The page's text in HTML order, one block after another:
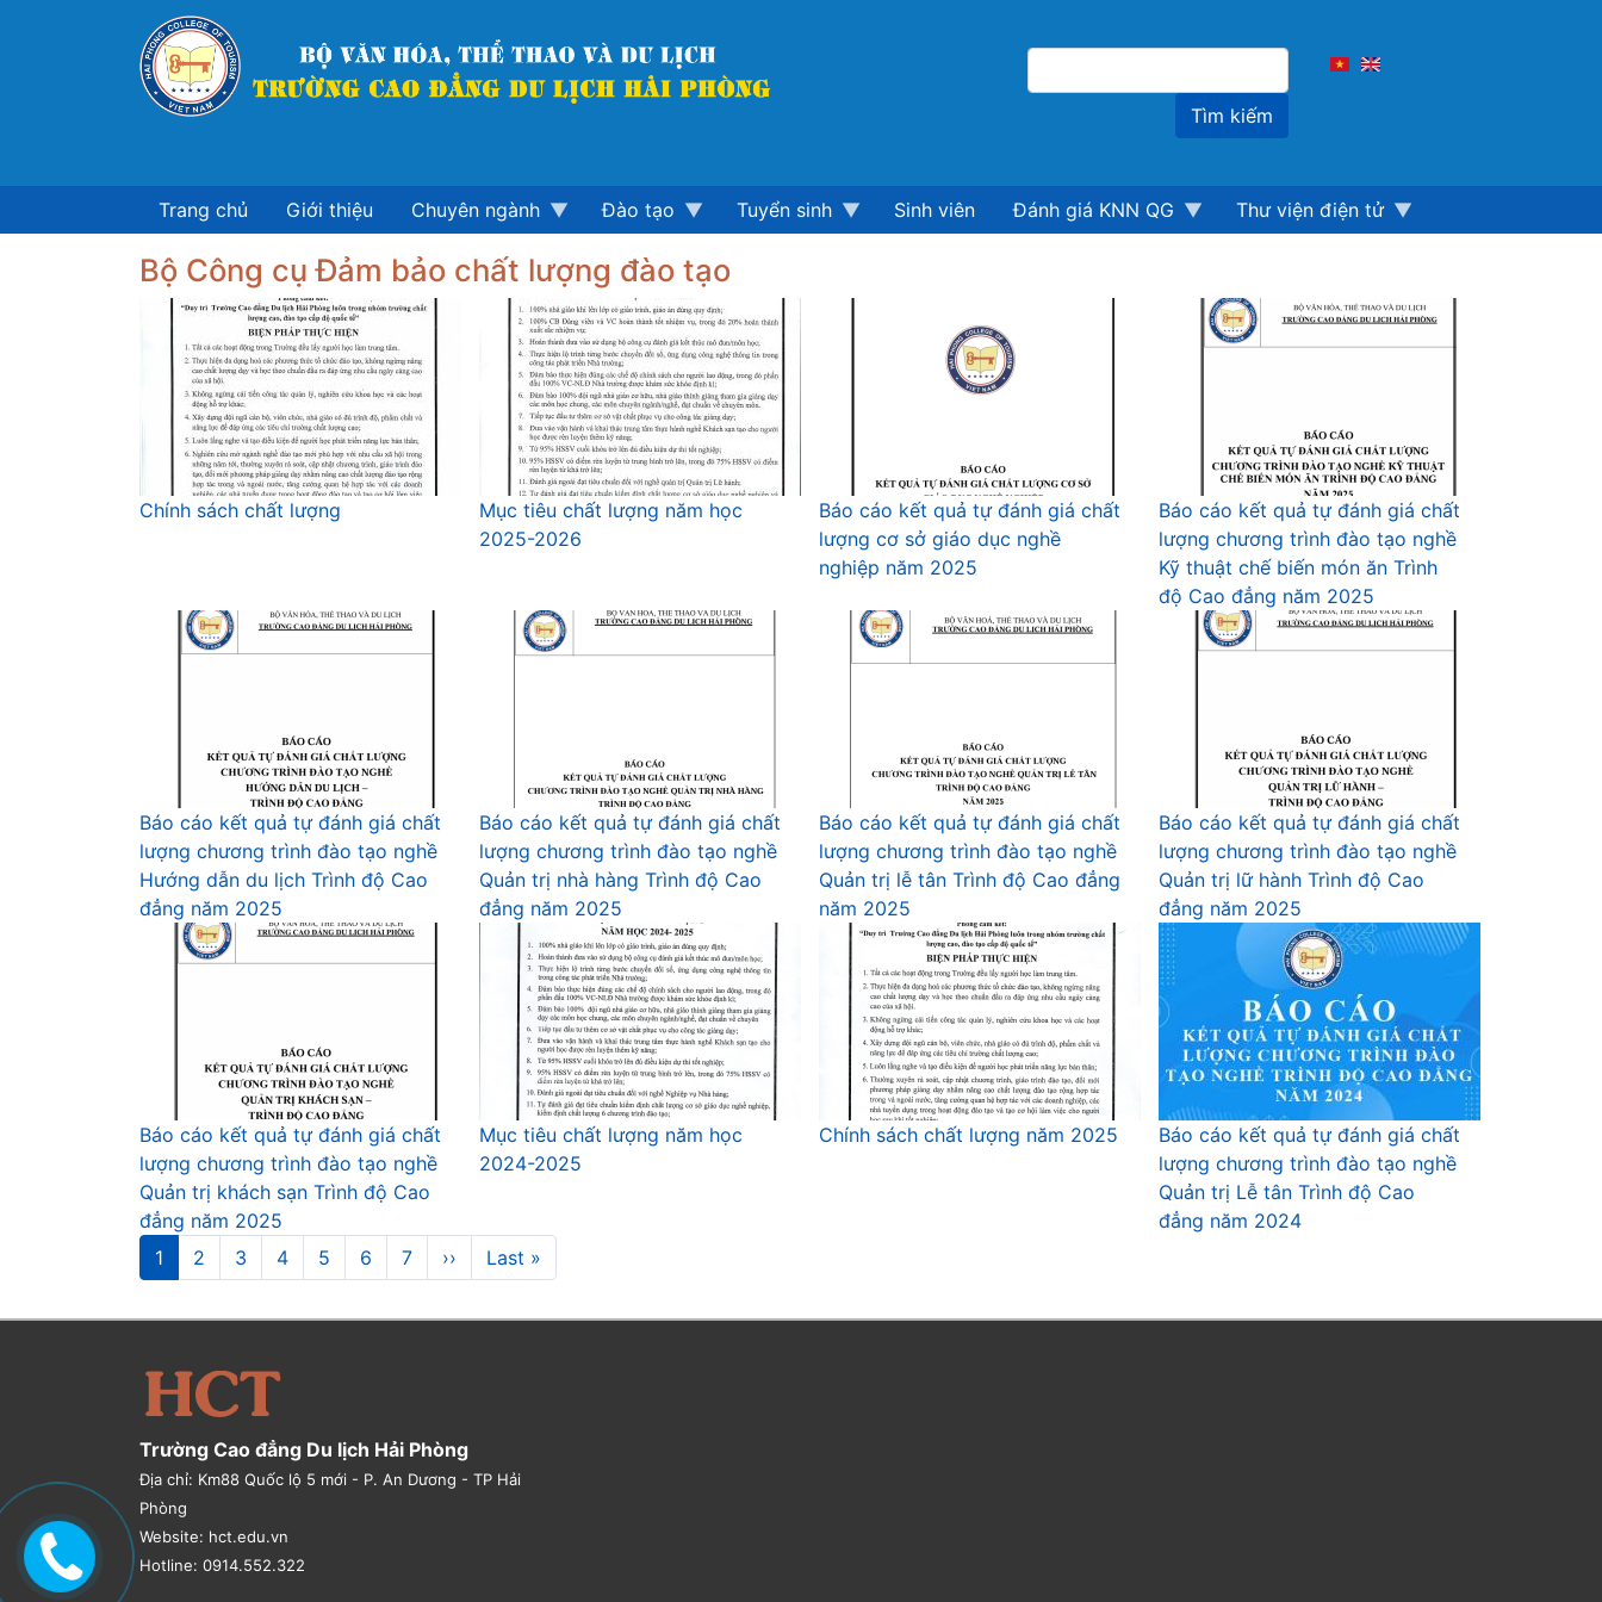
kiếm
Trang chủ Giới thiệu Chuyên ngành Đào tạo Tuyển sinh Sinh viên Đánh giá KNN QG Thư viện điện tử
Bộ Công cụ Đảm bảo chất lượng đào tạo
Chính sách chất lượng
Mục tiêu chất lượng năm học
2025-2026
Báo cáo kết quả tự đánh giá chất
lượng cơ sở giáo dục nghề
nghiệp năm 2025
Báo cáo kết quả tự đánh giá chất
lượng chương trình đào tạo nghề
Kỹ thuật chế biến món ăn Trình
độ Cao đẳng năm 2025
Báo cáo kết quả tự đánh giá chất
lượng chương trình đào tạo nghề
Hướng dẫn du lịch Trình độ Cao
đẳng năm 2025
Báo cáo kết quả tự đánh giá chất
lượng chương trình đào tạo nghề
Quản trị nhà hàng Trình độ Cao
đẳng năm 2025
Báo cáo kết quả tự đánh giá chất
lượng chương trình đào tạo nghề
Quản trị lễ tân Trình độ Cao đẳng
năm 2025
Báo cáo kết quả tự đánh giá chất
lượng chương trình đào tạo nghề
Quản trị lữ hành Trình độ Cao
đẳng năm 2025
Báo cáo kết quả tự đánh giá chất
lượng chương trình đào tạo nghề
Quản trị khách sạn Trình độ Cao
đẳng năm 2025
Mục tiêu chất lượng năm học
2024-2025
Chính sách chất lượng năm 2025
Báo cáo kết quả tự đánh giá chất
lượng chương trình đào tạo nghề
Quản trị Lễ tân Trình độ Cao
đẳng năm 2024
Pagination
Trang
hiện
1 Trang
2 Trang
3 Trang
4 Trang
5 Trang
6 Trang
7
Next
page
››
Last
page
Last »
Trường Cao đẳng Du lịch Hải Phòng
Địa chỉ: Km88 Quốc lộ 5 mới - P. An Dương - TP Hải
Phòng
Website: hct.edu.vn
Hotline: 0914.552.322